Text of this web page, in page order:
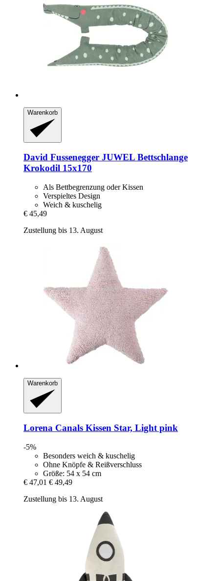
Warenkorb
David Fussenegger JUWEL Bettschlange
Krokodil 15x170
Als Bettbegrenzung oder Kissen
Verspieltes Design
Weich & kuschelig
€ 45,49
Zustellung bis 13. August
Warenkorb
Lorena Canals Kissen Star, Light pink
-5%
Besonders weich & kuschelig
Ohne Knöpfe & Reißverschluss
Größe: 54 x 54 cm
€ 47,01 € 49,49
Zustellung bis 13. August